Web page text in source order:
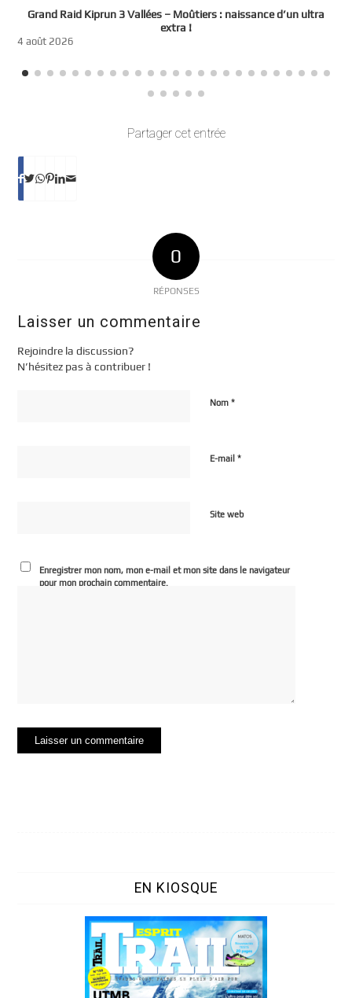
Grand Raid Kiprun 3 Vallées – Moûtiers : naissance d’un ultra
extra !
4 août 2026
Partager cet entrée
0
RÉPONSES
Laisser un commentaire
Rejoindre la discussion?
N’hésitez pas à contribuer !
Nom*
E-mail*
Site web
Enregistrer mon nom, mon e-mail et mon site dans le navigateur
pour mon prochain commentaire.
EN KIOSQUE